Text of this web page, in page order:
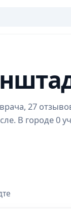
27
В городе 0